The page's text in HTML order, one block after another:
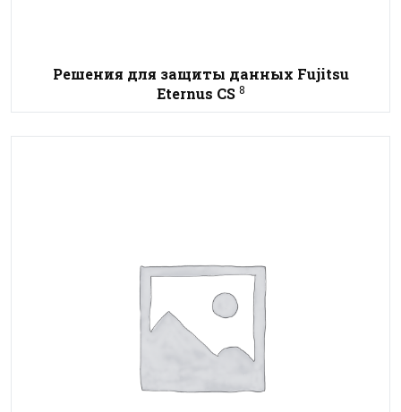
Решения для защиты данных Fujitsu
Eternus CS 8